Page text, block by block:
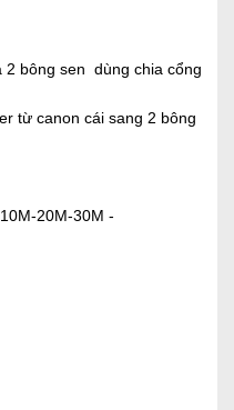
2 bông sen dùng chia cổng
từ canon cái sang 2 bông
20M-30M -